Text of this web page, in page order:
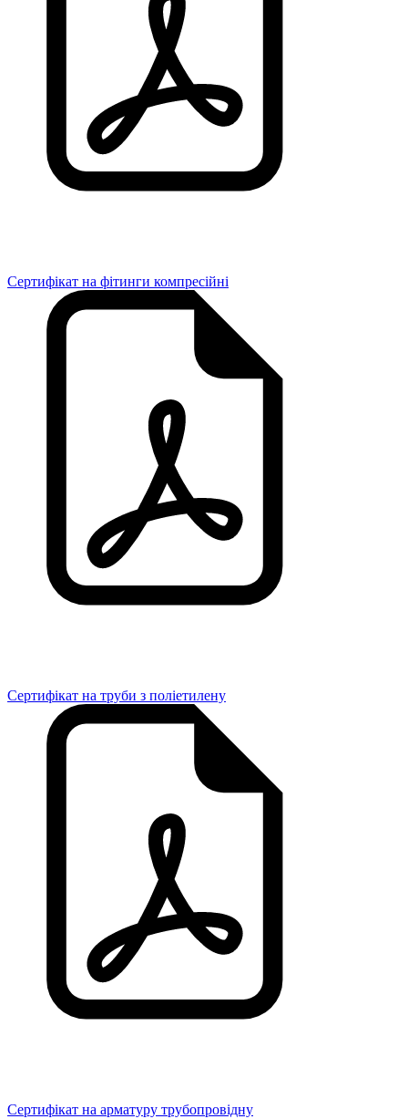
Сертифікат на фітинги компресійні
Сертифікат на труби з поліетилену
Сертифікат на арматуру трубопровідну